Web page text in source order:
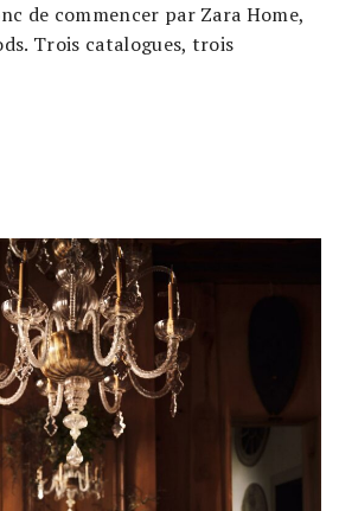
de commencer par Zara Home,
Trois catalogues, trois